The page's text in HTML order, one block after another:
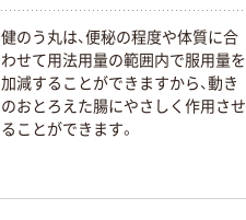
健のう丸は、便秘の程度や体質に合
わせて用法用量の範囲内で服用量を
加減することができますから、動き
のおとろえた腸にやさしく作用させ
ることができます。